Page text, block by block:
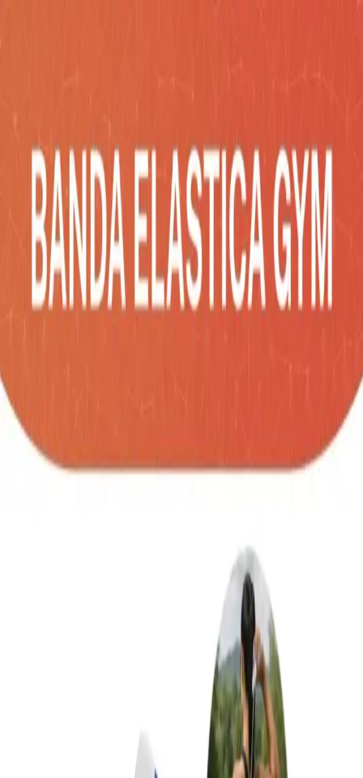
InicioCatálogoDesarrollos BlogEmpresa Contacto
Social
COTIZA AHORA
Catálogo/Salud y Belleza/
BANDA ELASTICA
GYM
Salud y Belleza
Banda elástica en material ABS para hacer
ejercicio o estiramiento, con manijasy sistema de
apertura twist. Medidas: 6.3 cm x 6 cm x 2.5 cm.
Largo de banda extendida: 48cm Marca: 4 cm x
Personalización disponible (logo, colores,
Cotización sin compromiso
Envíos a todo Colombia
Productos Relacionados